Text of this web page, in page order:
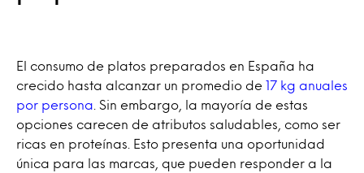
El consumo de platos preparados en España ha
crecido hasta alcanzar un promedio de 17 kg anuales
por persona . Sin embargo, la mayoría de estas
opciones carecen de atributos saludables, como ser
ricas en proteínas. Esto presenta una oportunidad
única para las marcas, que pueden responder a la